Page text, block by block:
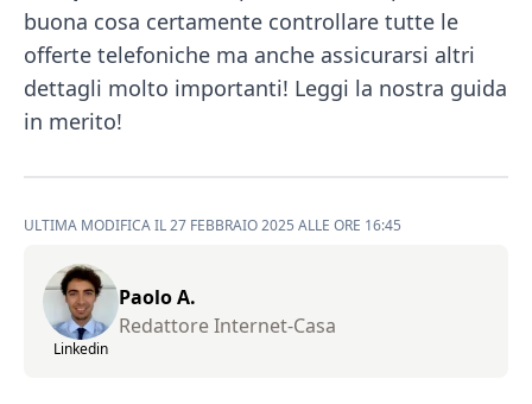
buona cosa certamente controllare tutte le
offerte telefoniche ma anche assicurarsi altri
dettagli molto importanti! Leggi la nostra guida
in merito!
ULTIMA MODIFICA IL 27 FEBBRAIO 2025 ALLE ORE 16:45
Linkedin
Paolo A.
Redattore Internet-Casa